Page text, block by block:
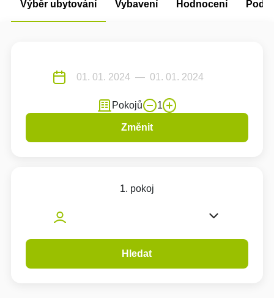
Výběr ubytování Vybavení Hodnocení
Pokojů 1
Změnit
1. pokoj
Hledat